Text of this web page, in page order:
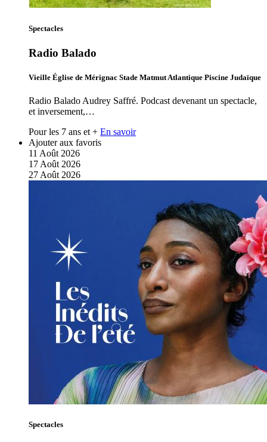
Spectacles
Radio Balado
Vieille Église de Mérignac Stade Matmut Atlantique Piscine Judaïque
Radio Balado Audrey Saffré. Podcast devenant un spectacle,
et inversement,…
Pour les 7 ans et + En savoir
Ajouter aux favoris
11 Août 2026
17 Août 2026
27 Août 2026
Spectacles